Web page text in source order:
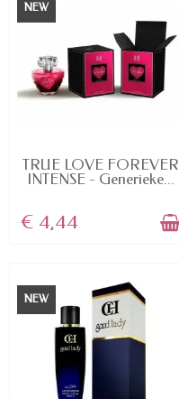
NEW
AVAILABLE
TRUE LOVE FOREVER
INTENSE - Generieke...
€ 4,44
NEW